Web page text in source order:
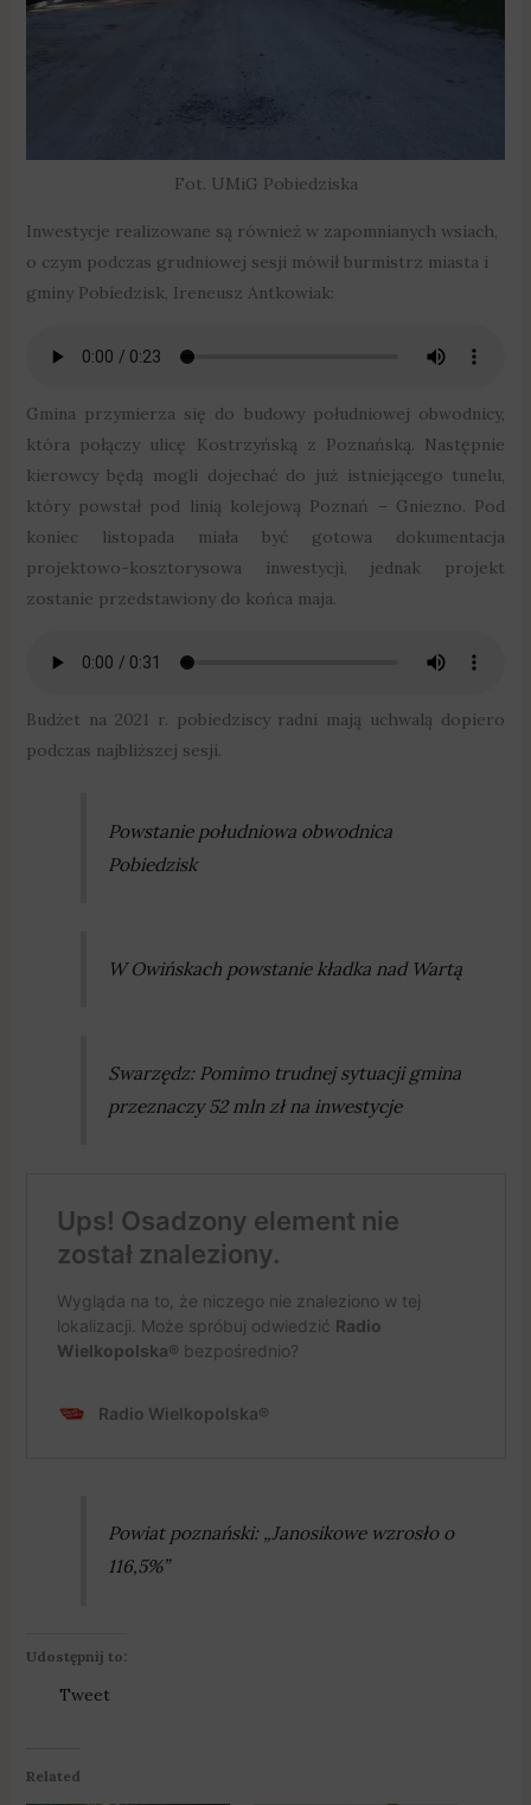
Fot. UMiG Pobiedziska
Inwestycje realizowane są również w zapomnianych wsiach,
o czym podczas grudniowej sesji mówił burmistrz miasta i
gminy Pobiedzisk, Ireneusz Antkowiak:
Gmina przymierza się do budowy południowej obwodnicy,
która połączy ulicę Kostrzyńską z Poznańską. Następnie
kierowcy będą mogli dojechać do już istniejącego tunelu,
który powstał pod linią kolejową Poznań – Gniezno. Pod
koniec listopada miała być gotowa dokumentacja
projektowo-kosztorysowa inwestycji, jednak projekt
zostanie przedstawiony do końca maja.
Budżet na 2021 r. pobiedziscy radni mają uchwalą dopiero
podczas najbliższej sesji.
Powstanie południowa obwodnica
Pobiedzisk
W Owińskach powstanie kładka nad Wartą
Swarzędz: Pomimo trudnej sytuacji gmina
przeznaczy 52 mln zł na inwestycje
Powiat poznański: „Janosikowe wzrosło o
116,5%”
Udostępnij to:
Tweet
Related